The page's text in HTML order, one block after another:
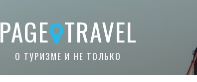
PAGE TRAVEL
О ТУРИЗМЕ И НЕ ТОЛЬКО